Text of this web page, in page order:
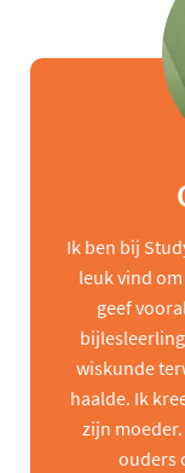
Ik ben bij
leuk vind
geef
wiskunde
haalde. Ik
zijn
ouders